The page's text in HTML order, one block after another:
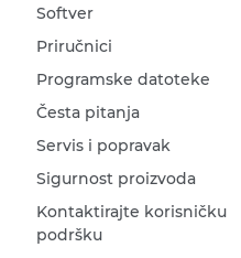
Softver
Priručnici
Programske datoteke
Česta pitanja
Servis i popravak
Sigurnost proizvoda
Kontaktirajte korisničku
podršku